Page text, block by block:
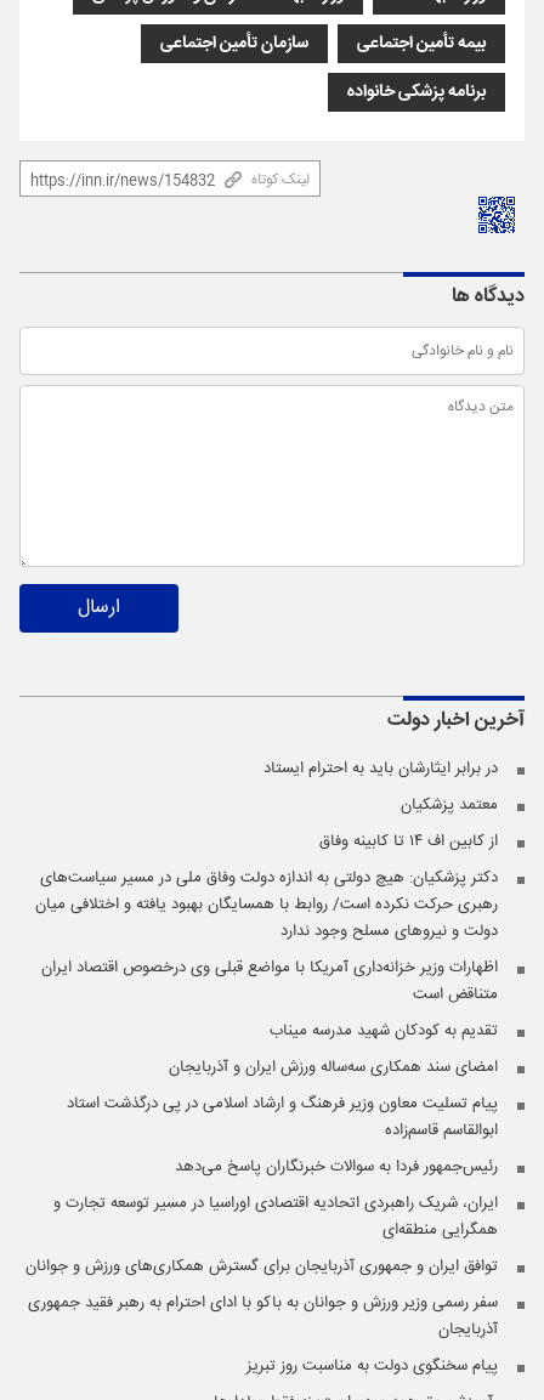
بیمه تأمین اجتماعی
سازمان تأمین اجتماعی
برنامه پزشکی خانواده
لینک کوتاه
دیدگاه ها
ارسال
آخرین اخباردولت
در برابر ایثارشان باید به احترام ایستاد
معتمد پزشکیان
از کابین اف ۱۴ تا کابینه وفاق
دکتر پزشکیان: هیچ دولتی به اندازه دولت وفاق ملی در مسیر سیاست‌های
رهبری حرکت نکرده است/ روابط با همسایگان بهبود یافته و اختلافی میان
دولت و نیروهای مسلح وجود ندارد
اظهارات وزیر خزانه‌داری آمریکا با مواضع قبلی وی درخصوص اقتصاد ایران
متناقض است
تقدیم به کودکان شهید مدرسه میناب
امضای سند همکاری سه‌ساله ورزش ایران و آذربایجان
پیام تسلیت معاون وزیر فرهنگ و ارشاد اسلامی در پی درگذشت استاد
ابوالقاسم قاسم‌زاده
رئیس‌جمهور فردا به سوالات خبرنگاران پاسخ می‌دهد
ایران، شریک راهبردی اتحادیه اقتصادی اوراسیا در مسیر توسعه تجارت و
همگرایی منطقه‌ای
توافق ایران و جمهوری آذربایجان برای گسترش همکاری‌های ورزش و جوانان
سفر رسمی وزیر ورزش و جوانان به باکو با ادای احترام به رهبر فقید جمهوری
آذربایجان
پیام سخنگوی دولت به مناسبت روز تبریز